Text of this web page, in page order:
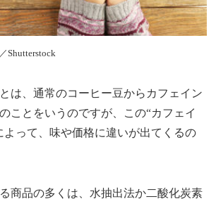
Shutterstock
は、通常のコーヒー豆からカフェイン
ことをいうのですが、この“カフェイ
よって、味や価格に違いが出てくるの
商品の多くは、水抽出法か二酸化炭素